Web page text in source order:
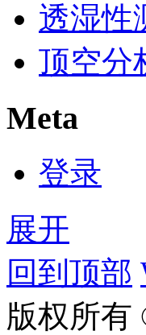
透湿性
顶空分
Meta
登录
展开
回到顶部
版权所有